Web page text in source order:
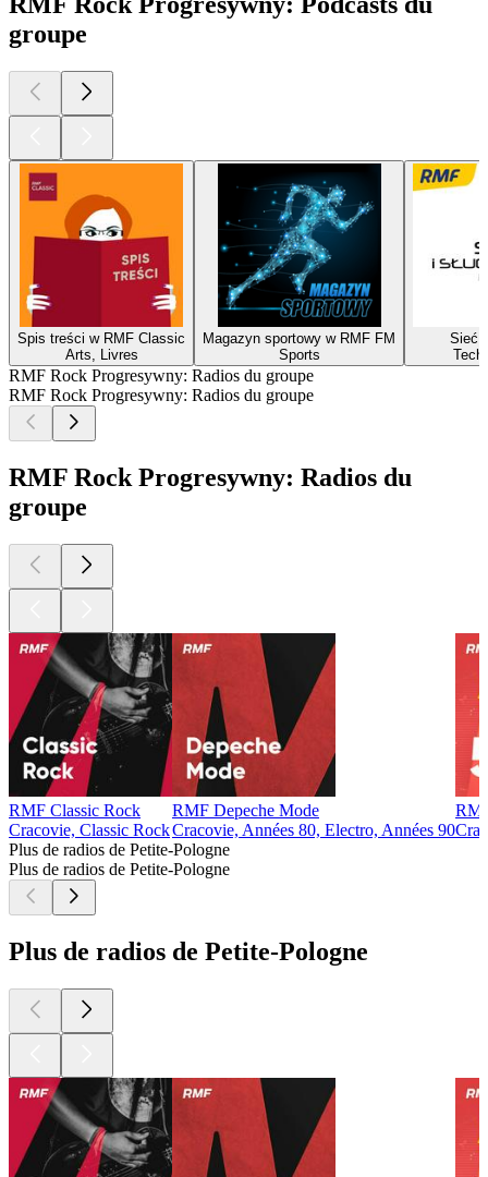
groupe
Spis treści w RMF Classic
Arts, Livres
Magazyn sportowy w RMF FM
Sports
Sieć i
RMF Rock Progresywny: Radios du groupe
RMF Rock Progresywny: Radios du groupe
RMF Rock Progresywny: Radios du
groupe
RMF Classic Rock
Cracovie, Classic Rock
RMF Depeche Mode
Cracovie, Années 80, Electro, Années 90
Plus de radios de Petite-Pologne
Plus de radios de Petite-Pologne
Plus de radios de Petite-Pologne